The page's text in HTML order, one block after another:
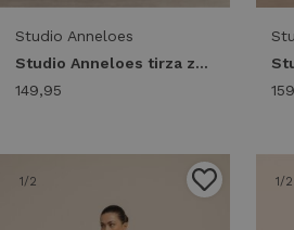
Studio Anneloes
Studio Anneloes tirza zebra tape dress 14436 Jurk 9017 black/ecru
149,95
1/2 1/2